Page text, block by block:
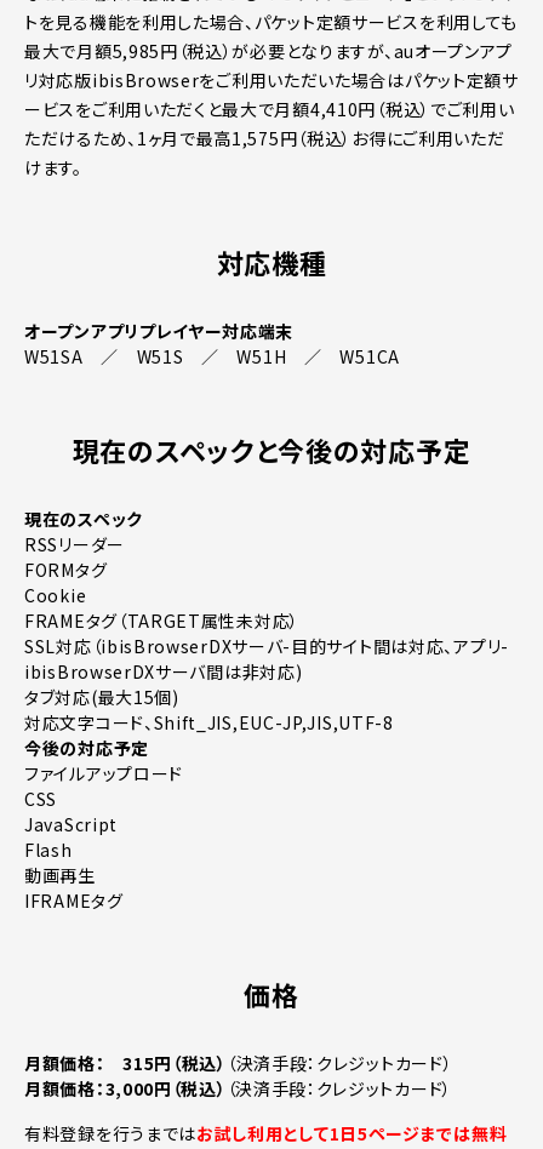
トを見る機能を利用した場合、パケット定額サービスを利用しても
最大で月額5,985円（税込）が必要となりますが、auオープンアプ
リ対応版ibisBrowserをご利用いただいた場合はパケット定額サ
ービスをご利用いただくと最大で月額4,410円（税込）でご利用い
ただけるため、1ヶ月で最高1,575円（税込）お得にご利用いただ
けます。
対応機種
オープンアプリプレイヤー対応端末
W51SA ／ W51S ／ W51H ／ W51CA
現在のスペックと今後の対応予定
現在のスペック
RSSリーダー
FORMタグ
Cookie
FRAMEタグ（TARGET属性未対応）
SSL対応（ibisBrowserDXサーバ-目的サイト間は対応、アプリ-
ibisBrowserDXサーバ間は非対応)
タブ対応(最大15個)
対応文字コード、Shift_JIS,EUC-JP,JIS,UTF-8
今後の対応予定
ファイルアップロード
CSS
JavaScript
Flash
動画再生
IFRAMEタグ
価格
月額価格： 315円（税込） （決済手段：クレジットカード）
月額価格：3,000円（税込） （決済手段：クレジットカード）
有料登録を行うまではお試し利用として1日5ページまでは無料